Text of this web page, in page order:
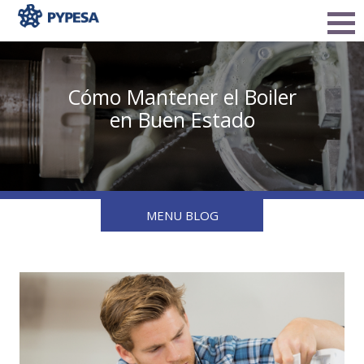
Cómo Mantener el Boiler
en Buen Estado
MENU BLOG